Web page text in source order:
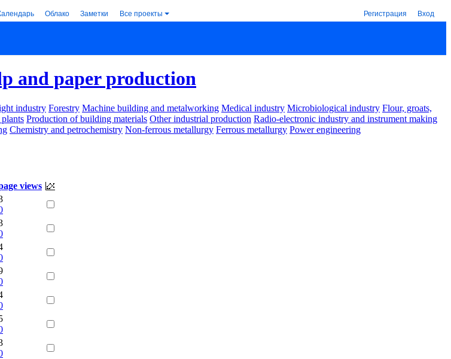
Облако Заметки Все проекты Регистрация Вход
and paper production
industry Forestry Machine building and metalworking Medical industry Microbiological industry Flour, groats,
Production of building materials Other industrial production Radio-electronic industry and instrument making
Chemistry and petrochemistry Non-ferrous metallurgy Ferrous metallurgy Power engineering
views